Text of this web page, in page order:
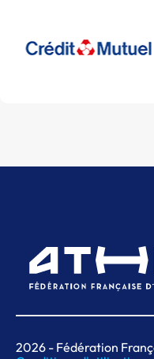
2026 - Fédération